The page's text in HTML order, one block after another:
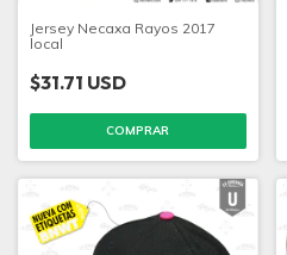
Jersey Necaxa Rayos 2017
local
$31.71 USD
COMPRAR